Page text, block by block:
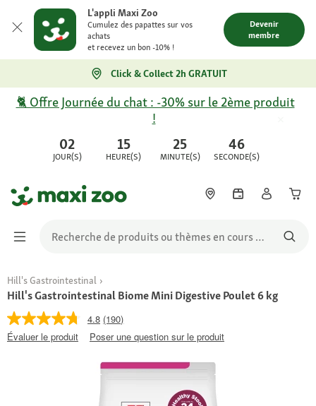
L'appli Maxi Zoo
Cumulez des papattes sur vos
achats
et recevez un bon -10% !
Devenir
membre
Click & Collect 2h GRATUIT
02
JOUR(S)
15
HEURE(S)
25
MINUTE(S)
46
SECONDE(S)
🐈 Offre Journée du chat : -30% sur le 2ème produit
!
Hill's Gastrointestinal
Hill's Gastrointestinal Biome Mini Digestive Poulet 6 kg
4.8 (190)
Évaluer le produit
Poser une question sur le produit